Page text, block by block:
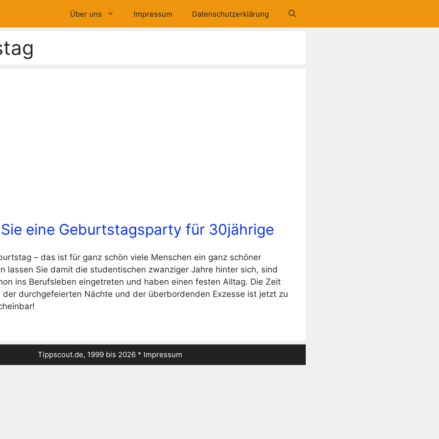
Über uns Impressum Datenschutzerklärung
eine Geburtstagsparty für 30jährige
– das ist für ganz schön viele Menschen ein ganz schöner
lassen Sie damit die studentischen zwanziger Jahre hinter sich, sind
ins Berufsleben eingetreten und haben einen festen Alltag. Die Zeit
durchgefeierten Nächte und der überbordenden Exzesse ist jetzt zu
Tippscout.de, 1999 bis 2026 * Impressum